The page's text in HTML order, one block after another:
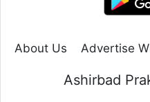
About Us Advertise
Ashirbad